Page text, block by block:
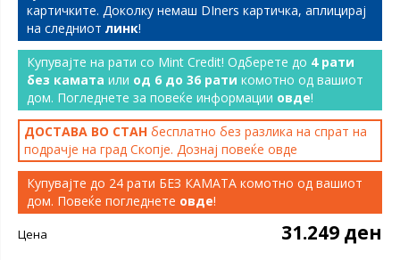
картичките. Доколку немаш DIners картичка, аплицирај
на следниот линк!
Купувајте на рати со Mint Credit! Одберете до 4 рати
без камата или од 6 до 36 рати комотно од вашиот
дом. Погледнете за повеќе информации овде!
ДОСТАВА ВО СТАН бесплатно без разлика на спрат на
подрачје на град Скопје. Дознај повеќе овде
Купувајте до 24 рати БЕЗ КАМАТА комотно од вашиот
дом. Повеќе погледнете овде!
Цена 31.249 ден